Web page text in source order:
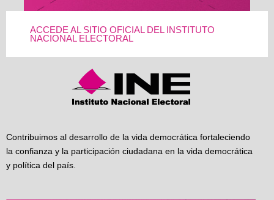
ACCEDE AL SITIO OFICIAL DEL INSTITUTO
NACIONAL ELECTORAL
Contribuimos al desarrollo de la vida democrática fortaleciendo
la confianza y la participación ciudadana en la vida democrática
y política del país.